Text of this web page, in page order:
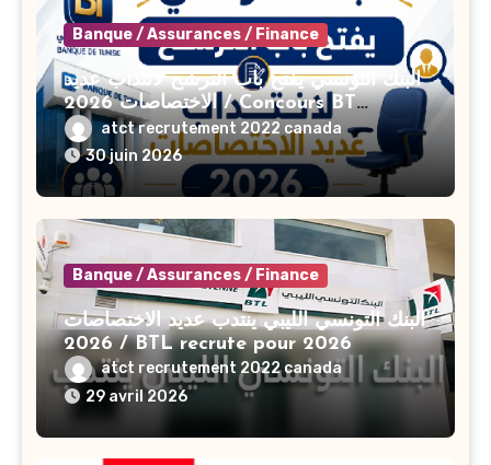
Banque / Assurances / Finance
البنك التونسي يفتح باب الترشح لانتداب عديد
الاختصاصات 2026 / Concours BT
Banque de Tunisie 2026
atct recrutement 2022 canada
30 juin 2026
Banque / Assurances / Finance
البنك التونسي الليبي ينتدب عديد الاختصاصات
2026 / BTL recrute pour 2026
atct recrutement 2022 canada
29 avril 2026